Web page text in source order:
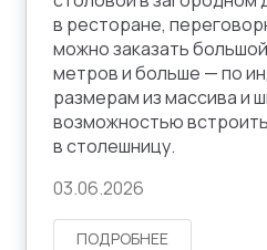
в ресторане,
можно заказать
метров и больше — по
размерам из массива и
возможностью
в столешницу.
03.06.2026
ПОДРОБНЕЕ